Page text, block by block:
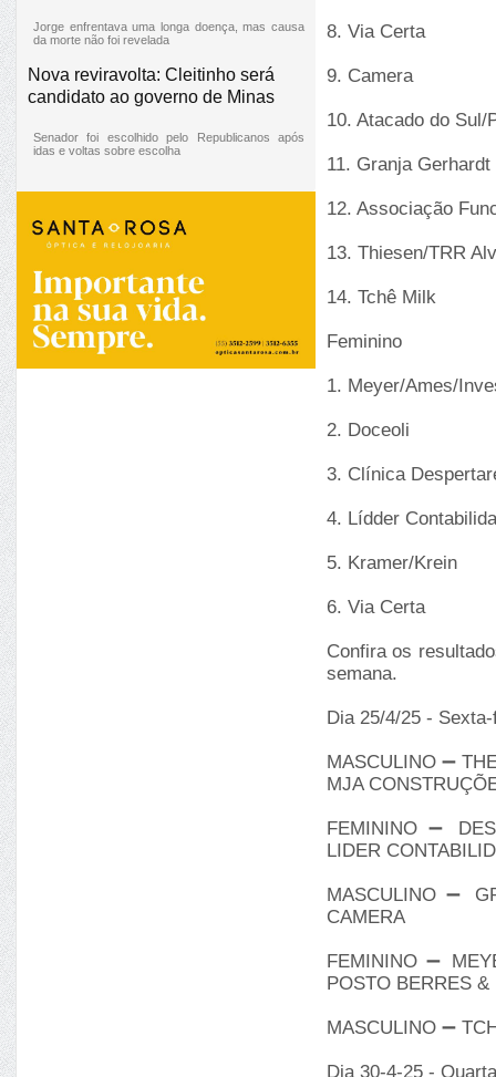
Jorge enfrentava uma longa doença, mas causa
da morte não foi revelada
Nova reviravolta: Cleitinho será
candidato ao governo de Minas
Senador foi escolhido pelo Republicanos após
idas e voltas sobre escolha
8. Via Certa
9. Camera
10. Atacado do Sul/
11. Granja Gerhardt
12. Associação
13. Thiesen/TRR
14. Tchê Milk
Feminino
1. Meyer/Ames/
2. Doceoli
3. Clínica
4. Lídder
5. Kramer/Krein
6. Via Certa
Confira os
semana.
Dia 25/4/25 -
MASCULINO ➖
MJA
FEMININO ➖
LIDER
MASCULINO ➖
CAMERA
FEMININO ➖
POSTO BERRES &
MASCULINO ➖
Dia 30-4-25 -